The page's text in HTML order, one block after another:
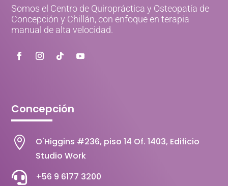
Somos el Centro de Quiropráctica y Osteopatía de
Concepción y Chillán, con enfoque en terapia
manual de alta velocidad.
Concepción

O'Higgins #236, piso 14 Of. 1403, Edificio
Studio Work
 +56 9 6177 3200